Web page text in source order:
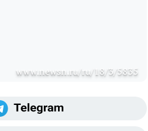
www.newsn.ru/ru/18/3/5835